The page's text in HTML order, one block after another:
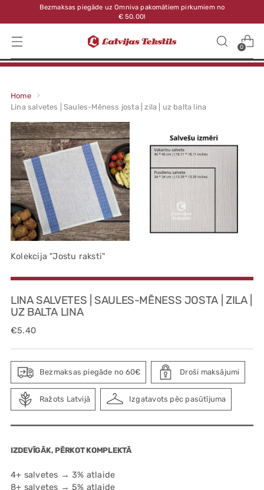
Bezmaksas piegāde uz Omniva pakomātiem pirkumiem no
€ 50.00!
0
Home
Lina salvetes | Saules-Mēness josta | zila | uz balta lina
Kolekcija "Jostu raksti"
LINA SALVETES | SAULES-MĒNESS JOSTA | ZILA |
UZ BALTA LINA
Regular
€5.40
Bezmaksas piegāde no 60€ Droši maksājumi
Ražots Latvijā Izgatavots pēc pasūtījuma
IZDEVĪGĀK, PĒRKOT KOMPLEKTĀ
4+ salvetes → 3% atlaide
8+ salvetes → 5% atlaide